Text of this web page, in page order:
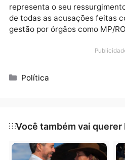
“Estou ansioso para contar
projeto que nasceu com o
não só a minha voz, mas a
Esse retorno de Sobrinho
representa o seu